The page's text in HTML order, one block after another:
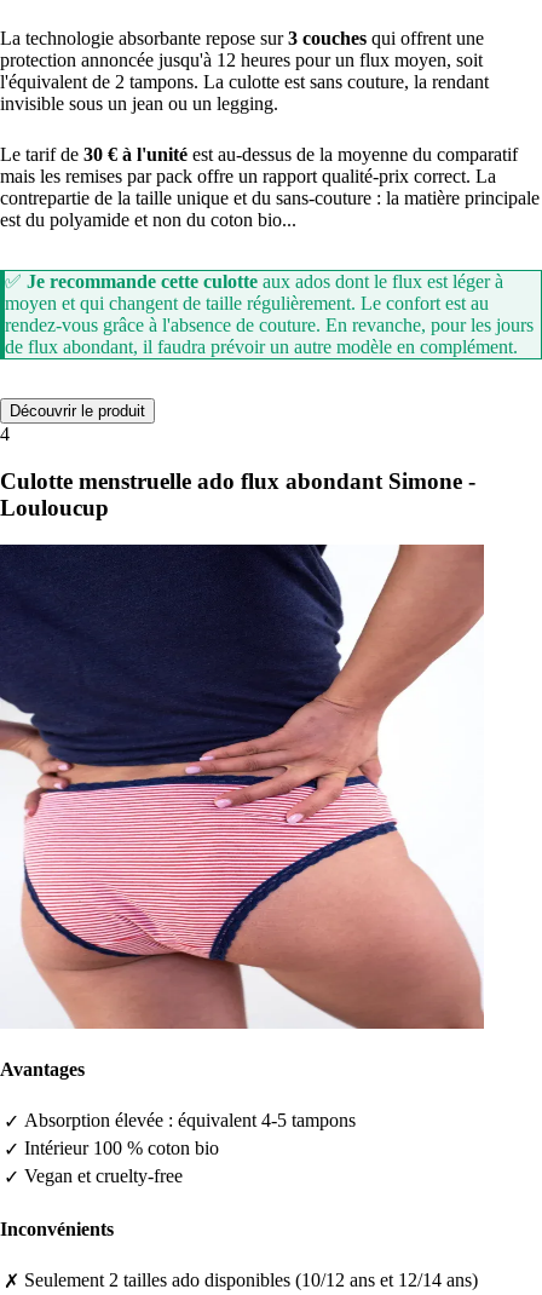
La technologie absorbante repose sur3 couches qui offrent une
protection annoncée jusqu'à 12 heures pour un flux moyen, soit
l'équivalent de 2 tampons. La culotte est sans couture, la rendant
invisible sous un jean ou un legging.
Le tarif de 30 € à l'unité est au-dessus de la moyenne du comparatif
mais les remises par pack offre un rapport qualité-prix correct. La
contrepartie de la taille unique et du sans-couture : la matière principale
est du polyamide et non du coton bio...
✅ Je recommande cette culotte aux ados dont le flux est léger à
moyen et qui changent de taille régulièrement. Le confort est au
rendez-vous grâce à l'absence de couture. En revanche, pour les jours
de flux abondant, il faudra prévoir un autre modèle en complément.
Découvrir le produit
4
Culotte menstruelle ado flux abondant Simone -
Louloucup
Avantages
✓ Absorption élevée : équivalent 4-5 tampons
✓ Intérieur 100 % coton bio
✓ Vegan et cruelty-free
Inconvénients
✗ Seulement 2 tailles ado disponibles (10/12 ans et 12/14 ans)